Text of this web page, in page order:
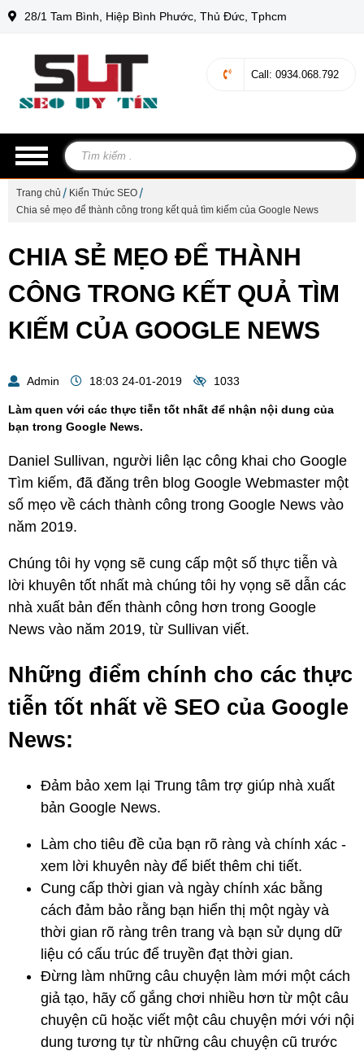
Trang chủ
Kiến Thức SEO
Chia sẻ mẹo để thành công trong kết quả tìm kiếm của Google News
CHIA SẺ MẸO ĐỂ THÀNH
CÔNG TRONG KẾT QUẢ TÌM
KIẾM CỦA GOOGLE NEWS
Admin 18:03 24-01-2019 1033
Làm quen với các thực tiễn tốt nhất để nhận nội dung của
bạn trong Google News.
Daniel Sullivan, người liên lạc công khai cho Google
Tìm kiếm, đã đăng trên blog Google Webmaster một
số mẹo về cách thành công trong Google News vào
năm 2019.
Chúng tôi hy vọng sẽ cung cấp một số thực tiễn và
lời khuyên tốt nhất mà chúng tôi hy vọng sẽ dẫn các
nhà xuất bản đến thành công hơn trong Google
News vào năm 2019, từ Sullivan viết.
Những điểm chính cho các thực
tiễn tốt nhất về SEO của Google
News:
Đảm bảo xem lại Trung tâm trợ giúp nhà xuất
bản Google News.
Làm cho tiêu đề của bạn rõ ràng và chính xác -
xem lời khuyên này để biết thêm chi tiết.
Cung cấp thời gian và ngày chính xác bằng
cách đảm bảo rằng bạn hiển thị một ngày và
thời gian rõ ràng trên trang và bạn sử dụng dữ
liệu có cấu trúc để truyền đạt thời gian.
Đừng làm những câu chuyện làm mới một cách
giả tạo, hãy cố gắng chơi nhiều hơn từ một câu
chuyện cũ hoặc viết một câu chuyện mới với nội
dung tương tự từ những câu chuyện cũ trước
28/1 Tam Bình, Hiệp Bình Phước, Thủ Đức, Tphcm
Call : 0934.068.792